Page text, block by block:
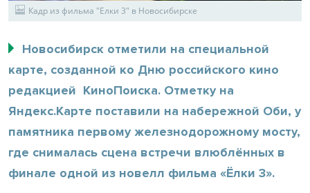
Кадр из фильма "Елки 3" в Новосибирске
Новосибирск отметили на специальной
карте, созданной ко Дню российского кино
редакцией КиноПоиска. Отметку на
Яндекс.Карте поставили на набережной Оби, у
памятника первому железнодорожному мосту,
где снималась сцена встречи влюблённых в
финале одной из новелл фильма «Ёлки 3».